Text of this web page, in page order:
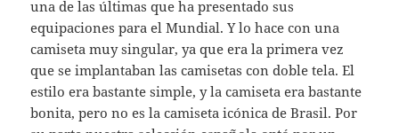
una de las últimas que ha presentado sus
equipaciones para el Mundial. Y lo hace con una
camiseta muy singular, ya que era la primera vez
que se implantaban las camisetas con doble tela. El
estilo era bastante simple, y la camiseta era bastante
bonita, pero no es la camiseta icónica de Brasil. Por